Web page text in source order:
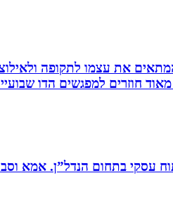
את עצמו לתקופה
חוזרים למפגשים הדו
עסקי בתחום הנדל”ן. אמא